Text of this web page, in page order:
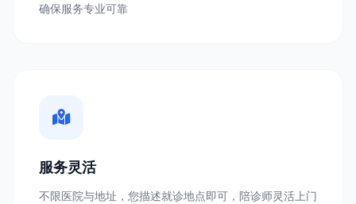
确保服务专业可靠
服务灵活
不限医院与地址，您描述就诊地点即可，陪诊师灵活上门